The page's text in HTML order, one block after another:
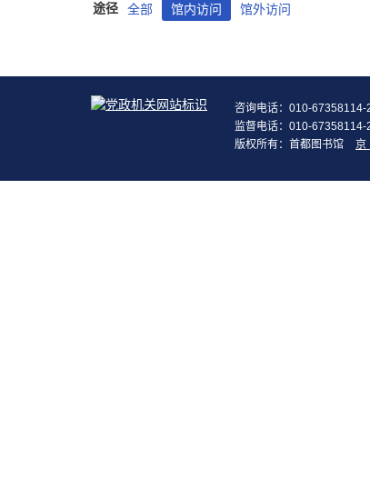
途径 全部 馆内访问 馆外访问
咨询电话：010-67358114-
监督电话：010-67358114-
版权所有：首都图书馆
京